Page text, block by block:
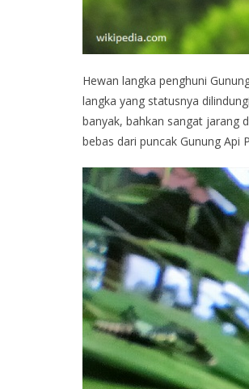
Hewan langka penghuni
langka yang statusnya
banyak, bahkan sangat jarang
bebas dari puncak Gunung Api